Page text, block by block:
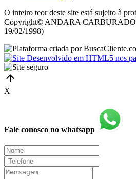
O inteiro teor deste site está sujeito à
Copyright© ANDARA
19/02/1998)
X
Fale conosco no whatsapp